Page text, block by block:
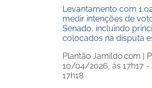
Levantamento com
medir intenções de
Senado, incluindo
colocados na disputa
Plantão Jamildo.com |
10/04/2026, às 17h17 -
17h18